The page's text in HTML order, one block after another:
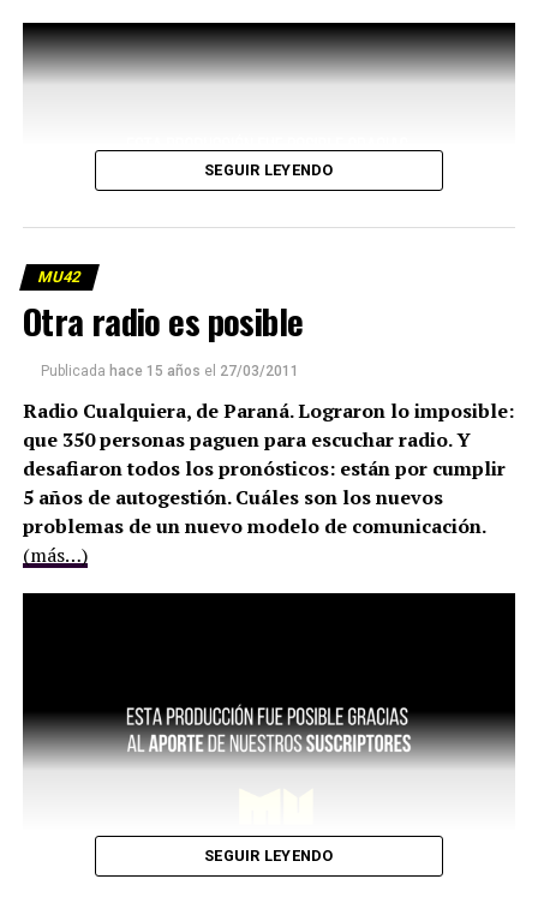
SEGUIR LEYENDO
MU42
Otra radio es posible
Publicada hace 15 años el 27/03/2011
Radio Cualquiera, de Paraná. Lograron lo imposible:
que 350 personas paguen para escuchar radio. Y
desafiaron todos los pronósticos: están por cumplir
5 años de autogestión. Cuáles son los nuevos
problemas de un nuevo modelo de comunicación.
(más…)
SEGUIR LEYENDO